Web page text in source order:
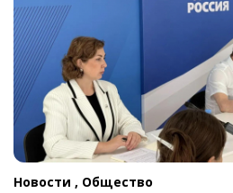
Новости , Общество